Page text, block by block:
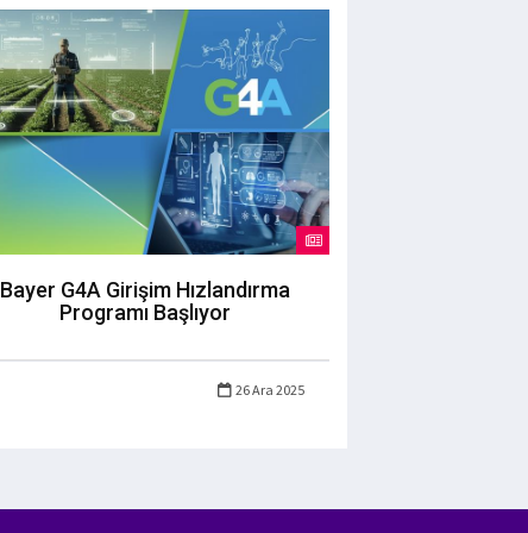
Bayer G4A Girişim Hızlandırma
Programı Başlıyor
26 Ara 2025